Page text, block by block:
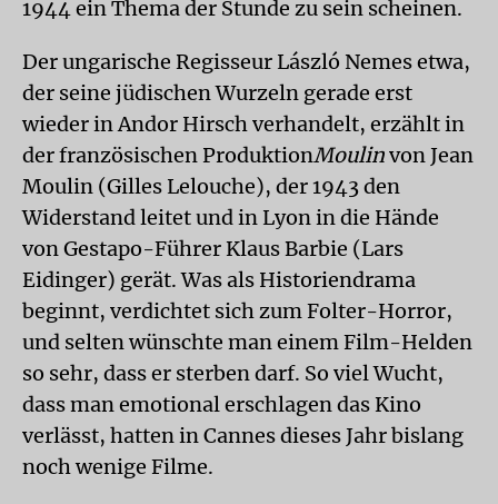
1944 ein Thema der Stunde zu sein scheinen.
Der ungarische Regisseur László Nemes etwa,
der seine jüdischen Wurzeln gerade erst
wieder in Andor Hirsch verhandelt, erzählt in
der französischen ProduktionMoulinvon Jean
Moulin (Gilles Lelouche), der 1943 den
Widerstand leitet und in Lyon in die Hände
von Gestapo-Führer Klaus Barbie (Lars
Eidinger) gerät. Was als Historiendrama
beginnt, verdichtet sich zum Folter-Horror,
und selten wünschte man einem Film-Helden
so sehr, dass er sterben darf. So viel Wucht,
dass man emotional erschlagen das Kino
verlässt, hatten in Cannes dieses Jahr bislang
noch wenige Filme.